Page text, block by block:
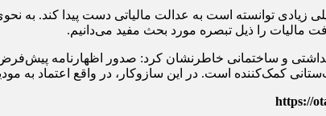
گفت: تبصره ماده 100 تا حد خیلی زیادی توانسته است به عدالت مالیاتی
مالیات را ذیل تبصره مورد بحث مفید می‌دانیم.
کمک‌کننده است. در این سازوکار، در واقع اعتماد به
https://